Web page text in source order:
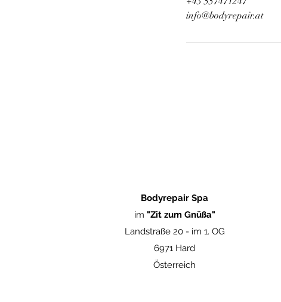
info@bodyrepair.at
Bodyrepair Spa
im "Zit zum Gnüßa"
Landstraße 20 - im 1. OG
6971 Hard
Österreich